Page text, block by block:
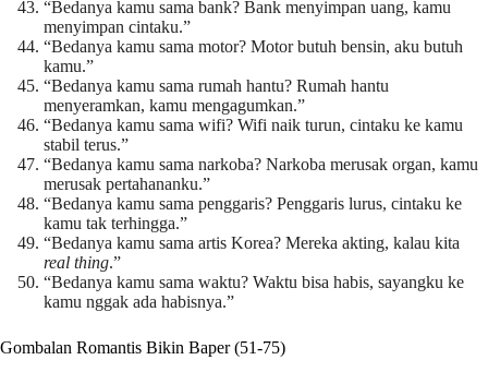
“Bedanya kamu sama bank? Bank menyimpan uang, kamu
menyimpan cintaku.”
“Bedanya kamu sama motor? Motor butuh bensin, aku butuh
kamu.”
“Bedanya kamu sama rumah hantu? Rumah hantu
menyeramkan, kamu mengagumkan.”
“Bedanya kamu sama wifi? Wifi naik turun, cintaku ke kamu
stabil terus.”
“Bedanya kamu sama narkoba? Narkoba merusak organ, kamu
merusak pertahananku.”
“Bedanya kamu sama penggaris? Penggaris lurus, cintaku ke
kamu tak terhingga.”
“Bedanya kamu sama artis Korea? Mereka akting, kalau kita
real thing.”
“Bedanya kamu sama waktu? Waktu bisa habis, sayangku ke
kamu nggak ada habisnya.”
Gombalan Romantis Bikin Baper (51-75)